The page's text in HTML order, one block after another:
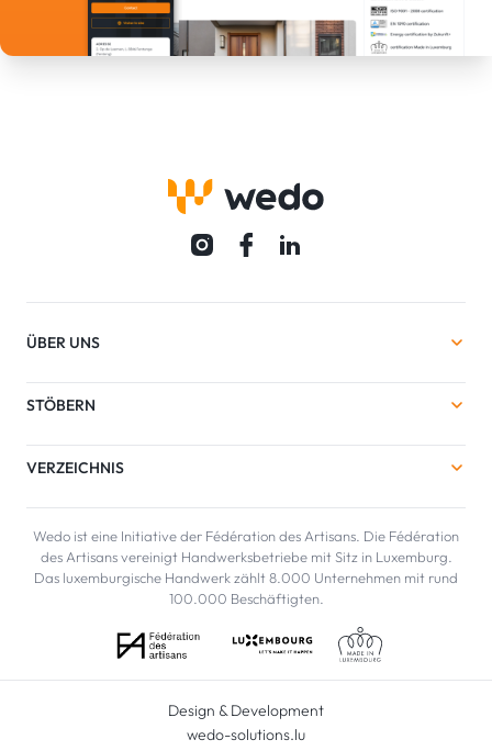
ÜBER UNS
STÖBERN
VERZEICHNIS
Wedo ist eine Initiative der Fédération des Artisans. Die Fédération
des Artisans vereinigt Handwerksbetriebe mit Sitz in Luxemburg.
Das luxemburgische Handwerk zählt 8.000 Unternehmen mit rund
100.000 Beschäftigten.
Design & Development
wedo-solutions.lu